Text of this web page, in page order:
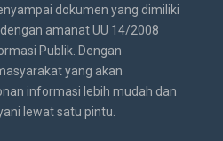
dokumen yang dimiliki
amanat UU 14/2008
Publik. Dengan
yang akan
informasi lebih mudah dan
lewat satu pintu.